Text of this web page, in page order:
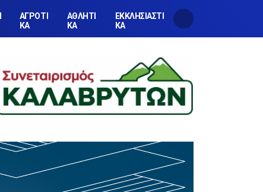
ΑΓΡΟΤΙ
ΚΑ
ΑΘΛΗΤΙ
ΚΑ
ΕΚΚΛΗΣΙΑΣΤΙ
ΚΑ